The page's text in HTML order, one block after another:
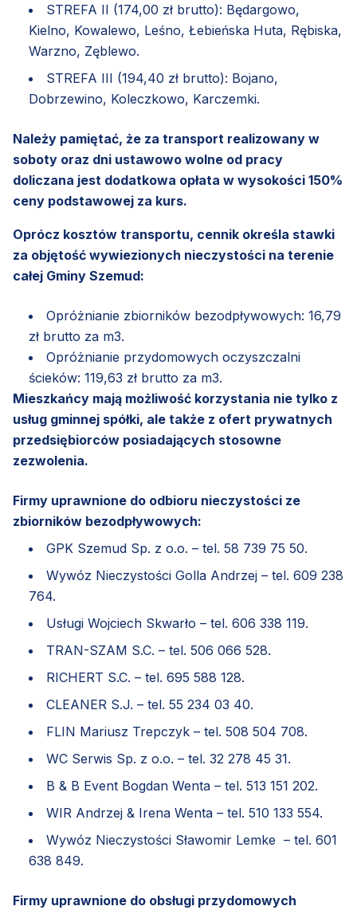
STREFA II (174,00 zł brutto): Będargowo,
Kielno, Kowalewo, Leśno, Łebieńska Huta, Rębiska,
Warzno, Zęblewo.
STREFA III (194,40 zł brutto): Bojano,
Dobrzewino, Koleczkowo, Karczemki.
Należy pamiętać, że za transport realizowany w
soboty oraz dni ustawowo wolne od pracy
doliczana jest dodatkowa opłata w wysokości 150%
ceny podstawowej za kurs.
Oprócz kosztów transportu, cennik określa stawki
za objętość wywiezionych nieczystości na terenie
całej Gminy Szemud:
Opróżnianie zbiorników bezodpływowych: 16,79
zł brutto za m3.
Opróżnianie przydomowych oczyszczalni
ścieków: 119,63 zł brutto za m3.
Mieszkańcy mają możliwość korzystania nie tylko z
usług gminnej spółki, ale także z ofert prywatnych
przedsiębiorców posiadających stosowne
zezwolenia.
Firmy uprawnione do odbioru nieczystości ze
zbiorników bezodpływowych:
GPK Szemud Sp. z o.o. – tel. 58 739 75 50.
Wywóz Nieczystości Golla Andrzej – tel. 609 238
764.
Usługi Wojciech Skwarło – tel. 606 338 119.
TRAN-SZAM S.C. – tel. 506 066 528.
RICHERT S.C. – tel. 695 588 128.
CLEANER S.J. – tel. 55 234 03 40.
FLIN Mariusz Trepczyk – tel. 508 504 708.
WC Serwis Sp. z o.o. – tel. 32 278 45 31.
B & B Event Bogdan Wenta – tel. 513 151 202.
WIR Andrzej & Irena Wenta – tel. 510 133 554.
Wywóz Nieczystości Sławomir Lemke – tel. 601
638 849.
Firmy uprawnione do obsługi przydomowych